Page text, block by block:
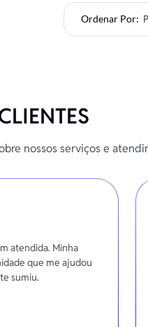
Ordenar Por
nossos serviços e
atendida. Minha
que me ajudou
sumiu.